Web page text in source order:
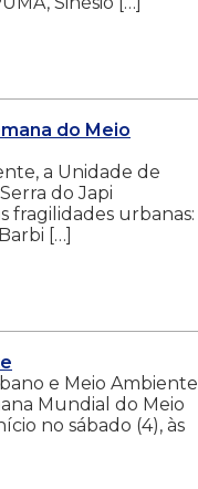
do Meio
a Unidade de
do Japi
fragilidades urbanas:
[…]
e Meio Ambiente
Mundial do Meio
no sábado (4), às